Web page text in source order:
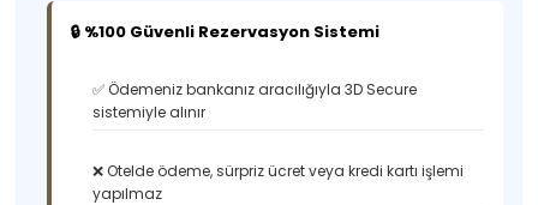
🔒 %100 Güvenli Rezervasyon Sistemi
✅ Ödemeniz bankanız aracılığıyla 3D Secure
sistemiyle alınır
❌ Otelde ödeme, sürpriz ücret veya kredi kartı işlemi
yapılmaz